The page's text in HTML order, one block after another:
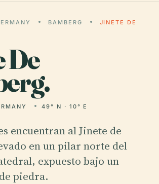
BAMBERG
JINETE DE
De
49° N · 10° E
encuentran al Jinete de
en un pilar norte del
expuesto bajo un
piedra.